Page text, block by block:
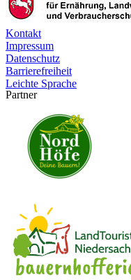
Kontakt
Impressum
Datenschutz
Barrierefreiheit
Leichte Sprache
Partner